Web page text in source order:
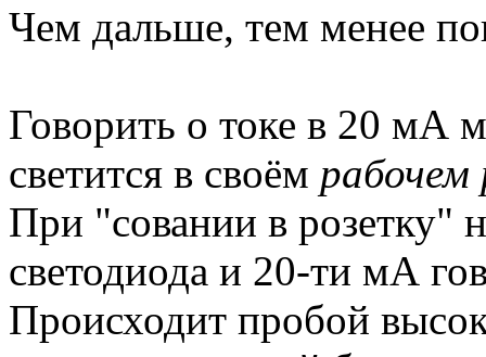
Чем дальше, тем менее
Говорить о токе в 20 мА
светится в своём
При "совании в розетку"
светодиода и 20-ти мА
Происходит пробой